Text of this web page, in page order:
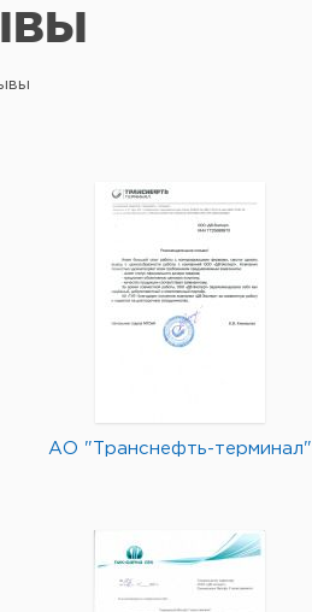
АО "Транснефть-терминал"